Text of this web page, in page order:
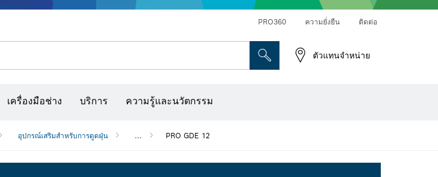
PRO360 ความยั่งยืน ติดต่อ
ตัวแทนจำหน่าย
เครื่องมือช่าง บริการ ความรู้และนวัตกรรม
อุปกรณ์เสริมสำหรับการดูดฝุ่น ... PRO GDE 12